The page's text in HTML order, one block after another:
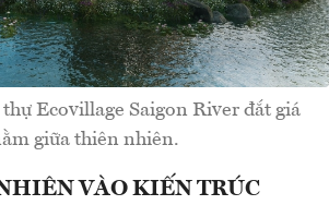
Ecovillage Saigon River đắt giá
giữa thiên nhiên.
VÀO KIẾN TRÚC